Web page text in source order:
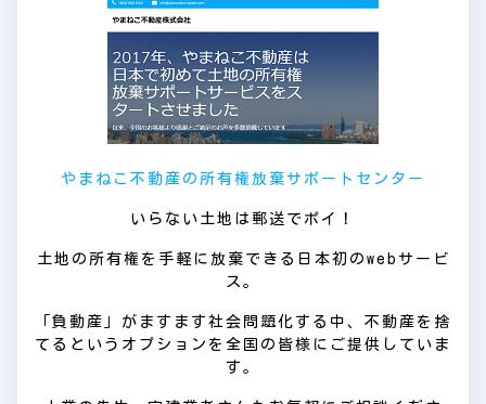
やまねこ不動産の所有権放棄サポートセンター
いらない土地は郵送でポイ！
土地の所有権を手軽に放棄できる日本初のwebサービ
ス。
「負動産」がますます社会問題化する中、不動産を捨
てるというオプションを全国の皆様にご提供していま
す。